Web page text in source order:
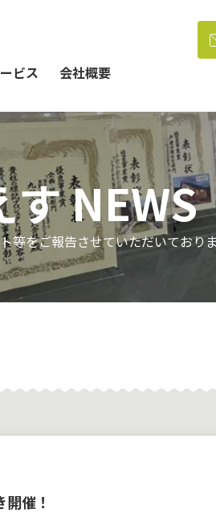
ビス 会社概要
す NEWS
等をご報告させていただいており
催！